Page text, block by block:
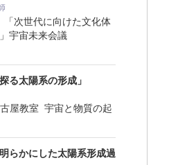
次世代に向けた文化体
宇宙未来会議
る太陽系の形成」
屋教室 宇宙と物質の起
らかにした太陽系形成過